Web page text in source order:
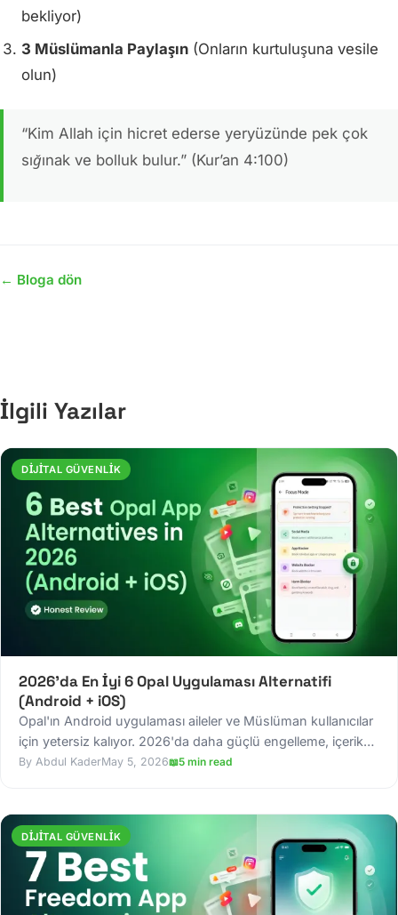
bekliyor)
3 Müslümanla Paylaşın (Onların kurtuluşuna vesile
olun)
“Kim Allah için hicret ederse yeryüzünde pek çok
sığınak ve bolluk bulur.” (Kur’an 4:100)
← Bloga dön
İlgili Yazılar
DIJITAL GÜVENLIK
2026'da En İyi 6 Opal Uygulaması Alternatifi
(Android + iOS)
Opal'ın Android uygulaması aileler ve Müslüman kullanıcılar
için yetersiz kalıyor. 2026'da daha güçlü engelleme, içerik
filtreleme ve ebeveyn denetimleri sunan en iyi 6 Opal
Abdul KaderMay 5, 2026 5 min read
DIJITAL GÜVENLIK